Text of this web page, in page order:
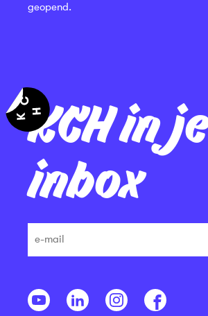
KCH in je
inbox
geopend.